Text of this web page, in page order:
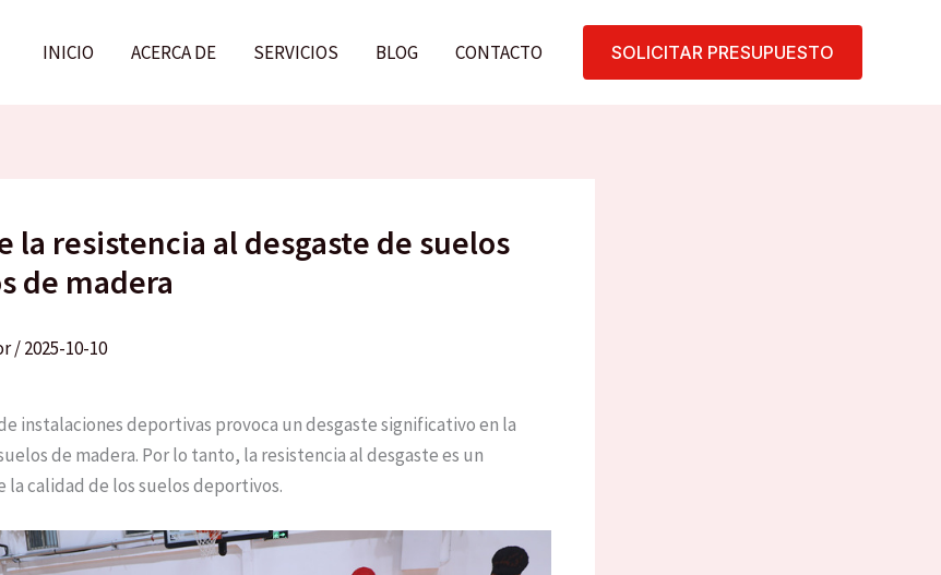
INICIO ACERCA DE SERVICIOS BLOG CONTACTO SOLICITAR PRESUPUESTO
la resistencia al desgaste de suelos
de madera
/2025-10-10
instalaciones deportivas provoca un desgaste significativo en la
de madera. Por lo tanto, la resistencia al desgaste es un
la calidad de los suelos deportivos.